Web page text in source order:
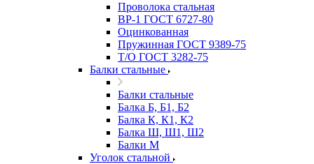
Проволока стальная
ВР-1 ГОСТ 6727-80
Оцинкованная
Пружинная ГОСТ 9389-75
Т/О ГОСТ 3282-75
Балки стальные
Балки стальные
Балка Б, Б1, Б2
Балка К, К1, К2
Балка Ш, Ш1, Ш2
Балки М
Уголок стальной